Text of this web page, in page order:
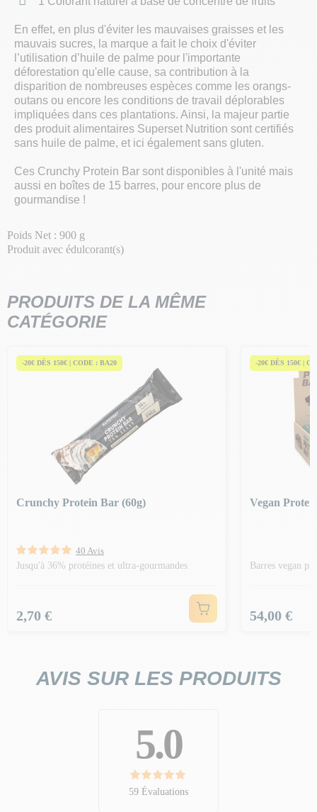
En effet, en plus d'éviter les mauvaises graisses et les
mauvais sucres, la marque a fait le choix d'éviter
l’utilisation d’huile de palme pour l'importante
déforestation qu'elle cause, sa contribution à la
disparition de nombreuses espèces comme les orangs-
outans ou encore les conditions de travail déplorables
impliquées dans ces plantations. Ainsi, la majeur partie
des produit alimentaires Superset Nutrition sont certifiés
sans huile de palme, et ici également sans gluten.
Ces Crunchy Protein Bar sont disponibles à l'unité mais
aussi en boîtes de 15 barres, pour encore plus de
gourmandise !
Poids Net : 900 g
Produit avec édulcorant(s)
PRODUITS DE LA MÊME
CATÉGORIE
-20€ DÈS 150€ | CODE : BA20
Crunchy Protein Bar (60g)
40 Avis
Jusqu'à 36% protéines et ultra-gourmandes
Prix
2,70 €
-20€ DÈS 150€ |
Vegan
Barres vegan
Prix
54,00 €
AVIS SUR LES PRODUITS
5.0
59 Évaluations